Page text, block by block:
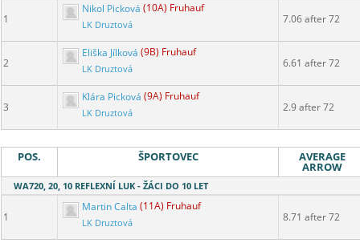
1
Nikol Picková (10A) Fruhauf
LK Druztová 7.06 after 72
2
Eliška Jílková (9B) Fruhauf
LK Druztová 6.61 after 72
3
Klára Picková (9A) Fruhauf
LK Druztová 2.9 after 72
POS. ŠPORTOVEC AVERAGE
ARROW
WA720, 20, 10 REFLEXNÍ LUK - ŽÁCI DO 10 LET
1
Martin Calta (11A) Fruhauf
LK Druztová 8.71 after 72